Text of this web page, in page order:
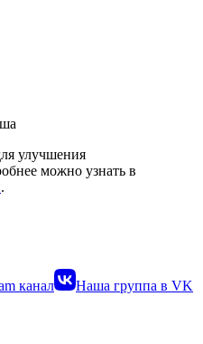
улучшения
можно узнать в
.
канал
Наша группа в VK